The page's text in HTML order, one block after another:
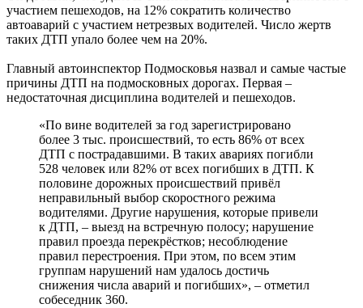
участием пешеходов, на 12% сократить количество
автоаварий с участием нетрезвых водителей. Число жертв
таких ДТП упало более чем на 20%.
Главный автоинспектор Подмосковья назвал и самые частые
причины ДТП на подмосковных дорогах. Первая –
недостаточная дисциплина водителей и пешеходов.
«По вине водителей за год зарегистрировано
более 3 тыс. происшествий, то есть 86% от всех
ДТП с пострадавшими. В таких авариях погибли
528 человек или 82% от всех погибших в ДТП. К
половине дорожных происшествий привёл
неправильный выбор скоростного режима
водителями. Другие нарушения, которые привели
к ДТП, – выезд на встречную полосу; нарушение
правил проезда перекрёстков; несоблюдение
правил перестроения. При этом, по всем этим
группам нарушений нам удалось достичь
снижения числа аварий и погибших», – отметил
собеседник 360.